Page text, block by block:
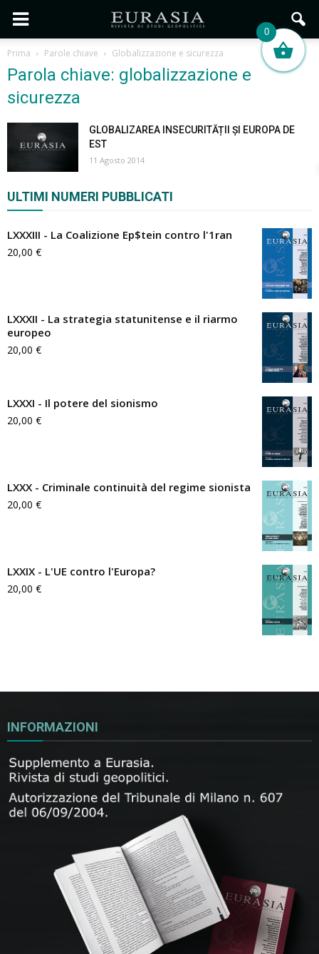
Prima Parole chiave Globalizzazione e sicurezza
Parola chiave: globalizzazione e
sicurezza
GLOBALIZAREA INSECURITĂȚII ȘI EUROPA DE
EST
11 Agosto 2014
ULTIMI NUMERI PUBBLICATI
LXXXIII - La Coalizione Ep$tein contro l'1ran
20,00 €
LXXXII - La strategia statunitense e il riarmo
europeo
20,00 €
LXXXI - Il potere del sionismo
20,00 €
LXXX - Criminale continuità del regime sionista
20,00 €
LXXIX - L'UE contro l'Europa?
20,00 €
INFORMAZIONI
0